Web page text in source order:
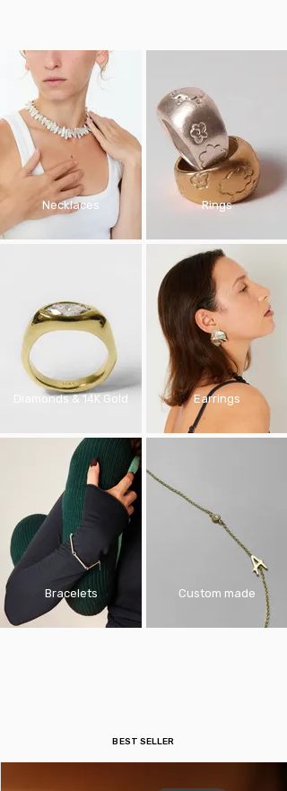
Necklaces
Diamonds & 14K Gold
Bracelets
Rings
Earrings
Custom made
BEST SELLER